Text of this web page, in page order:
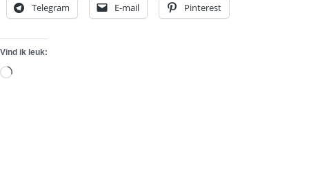
Telegram E-mail Pinterest
Vind ik leuk:
Aan